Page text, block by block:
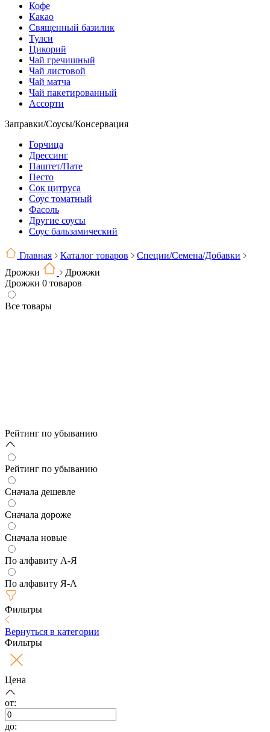
Кофе
Какао
Священный базилик
Тулси
Цикорий
Чай гречишный
Чай листовой
Чай матча
Чай пакетированный
Ассорти
Заправки/Соусы/Консервация
Горчица
Дрессинг
Паштет/Пате
Песто
Сок цитруса
Соус томатный
Фасоль
Другие соусы
Соус бальзамический
Главная Каталог товаров
Специи/Семена/Добавки
Дрожжи
Дрожжи
Дрожжи 0 товаров
Все товары
Рейтинг по убыванию
Рейтинг по убыванию
Сначала дешевле
Сначала дороже
Сначала новые
По алфавиту А-Я
По алфавиту Я-А
Фильтры
Вернуться в категории
Фильтры
Цена
от:
до: